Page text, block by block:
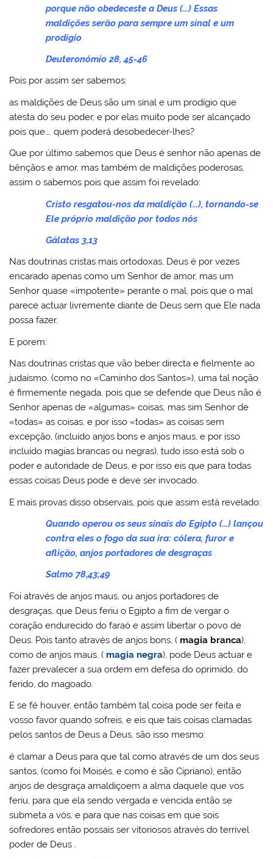
porque não obedeceste a Deus (…) Essas
maldições serão para sempre um sinal e um
prodígio
Deuteronómio 28, 45-46
Pois por assim ser sabemos:
as maldições de Deus são um sinal e um prodígio que
atesta do seu poder, e por elas muito pode ser alcançado
pois que…. quem poderá desobedecer-lhes?
Que por último sabemos que Deus é senhor não apenas de
bênçãos e amor, mas também de maldições poderosas,
assim o sabemos pois que assim foi revelado:
Cristo resgatou-nos da maldição (…), tornando-se
Ele próprio maldição por todos nós
Gálatas 3,13
Nas doutrinas cristas mais ortodoxas, Deus é por vezes
encarado apenas como um Senhor de amor, mas um
Senhor quase «impotente» perante o mal, pois que o mal
parece actuar livremente diante de Deus sem que Ele nada
possa fazer.
E porem:
Nas doutrinas cristas que vão beber directa e fielmente ao
judaísmo, (como no «Caminho dos Santos»), uma tal noção
é firmemente negada, pois que se defende que Deus não é
Senhor apenas de «algumas» coisas, mas sim Senhor de
«todas» as coisas, e por isso «todas» as coisas sem
excepção, (incluído anjos bons e anjos maus, e por isso
incluído magias brancas ou negras), tudo isso está sob o
poder e autoridade de Deus, e por isso eis que para todas
essas coisas Deus pode e deve ser invocado.
E mais provas disso observais, pois que assim está revelado:
Quando operou os seus sinais do Egipto (…) lançou
contra eles o fogo da sua ira: cólera, furor e
aflição, anjos portadores de desgraças
Salmo 78,43;49
Foi através de anjos maus, ou anjos portadores de
desgraças, que Deus feriu o Egipto a fim de vergar o
coração endurecido do faraó e assim libertar o povo de
Deus. Pois tanto através de anjos bons, ( magia branca),
como de anjos maus, ( magia negra), pode Deus actuar e
fazer prevalecer a sua ordem em defesa do oprimido, do
ferido, do magoado.
E se fé houver, então também tal coisa pode ser feita e
vosso favor quando sofreis, e eis que tais coisas clamadas
pelos santos de Deus a Deus, são isso mesmo:
é clamar a Deus para que tal como através de um dos seus
santos, (como foi Moisés, e como é são Cipriano), então
anjos de desgraça amaldiçoem a alma daquele que vos
feriu, para que ela sendo vergada e vencida então se
submeta a vós, e para que nas coisas em que sois
sofredores então possais ser vitoriosos através do terrível
poder de Deus .